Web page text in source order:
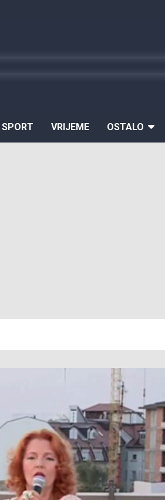
SPORT VRIJEME OSTALO